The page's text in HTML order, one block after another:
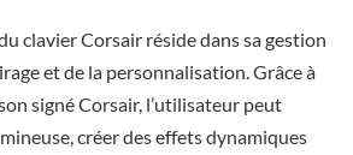
clavier Corsair réside dans sa gestion
et de la personnalisation. Grâce à
signé Corsair, l’utilisateur peut
créer des effets dynamiques